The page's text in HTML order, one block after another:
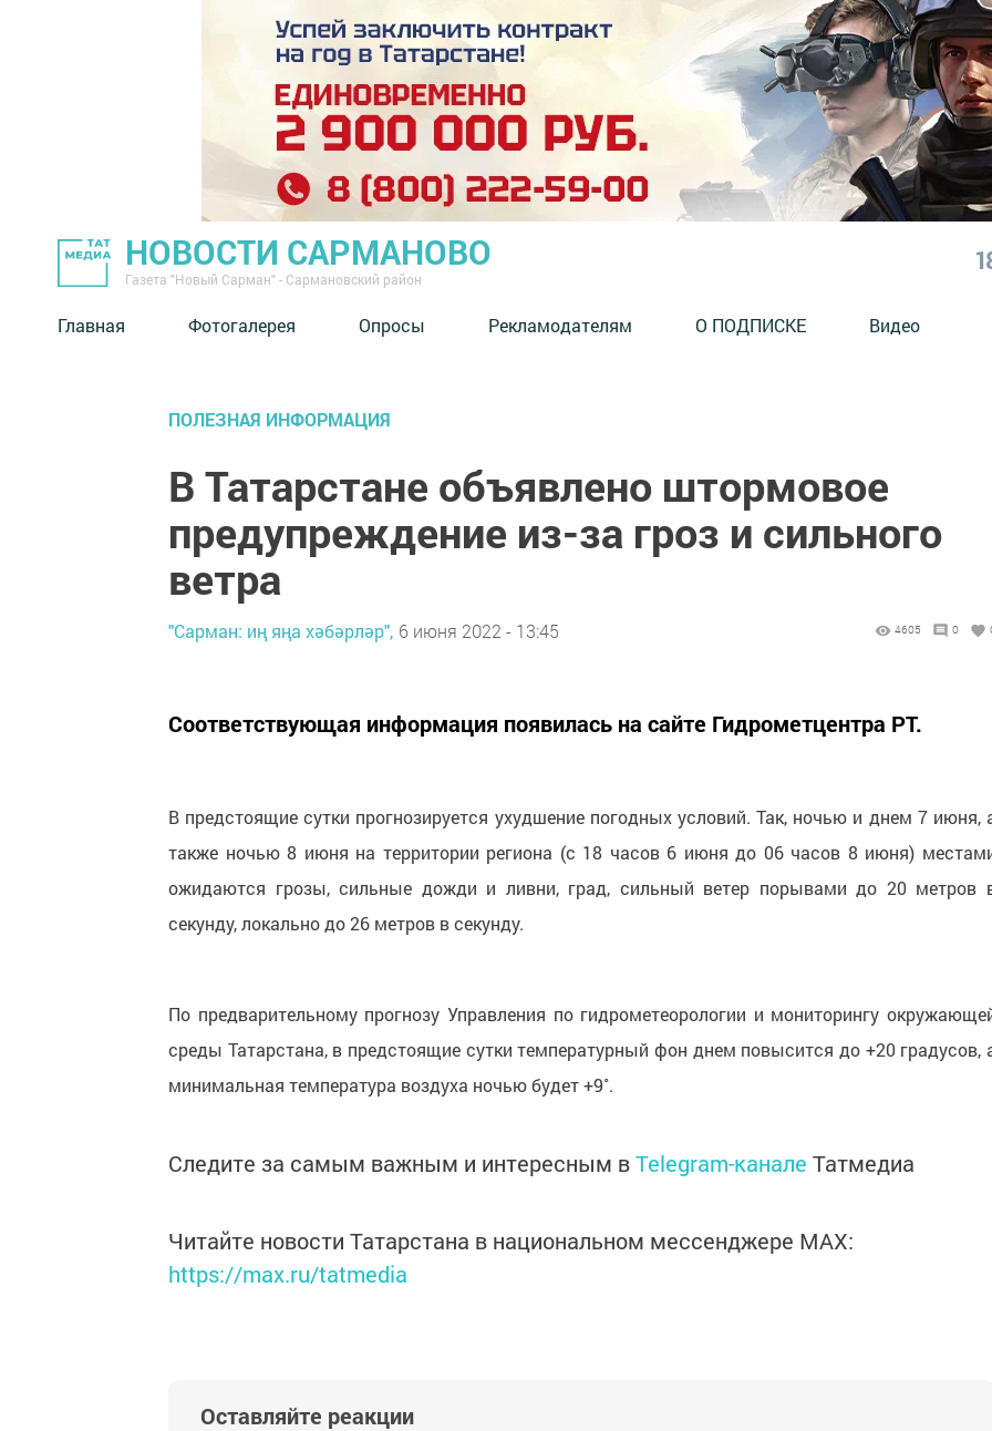
НОВОСТИ САРМАНОВО
Газета "Новый Сарман" - Сармановский район
Главная Фотогалерея Опросы Рекламодателям О ПОДПИСКЕ Видео
ПОЛЕЗНАЯ ИНФОРМАЦИЯ
В Татарстане объявлено штормовое
предупреждение из-за гроз и сильного
ветра
"Сарман: иң яңа хәбәрләр", 6 июня 2022 - 13:45 4605 0
Соответствующая информация появилась на сайте Гидрометцентра РТ.
В предстоящие сутки прогнозируется ухудшение погодных условий. Так, ночью и днем 7 июня,
также ночью 8 июня на территории региона (с 18 часов 6 июня до 06 часов 8 июня)
ожидаются грозы, сильные дожди и ливни, град, сильный ветер порывами до 20 метров
секунду, локально до 26 метров в секунду.
По предварительному прогнозу Управления по гидрометеорологии и мониторингу
среды Татарстана, в предстоящие сутки температурный фон днем повысится до +20 градусов,
минимальная температура воздуха ночью будет +9˚.
Следите за самым важным и интересным вTelegram-канале Татмедиа
Читайте новости Татарстана в национальном мессенджере MАХ:
https://max.ru/tatmedia
Оставляйте реакции